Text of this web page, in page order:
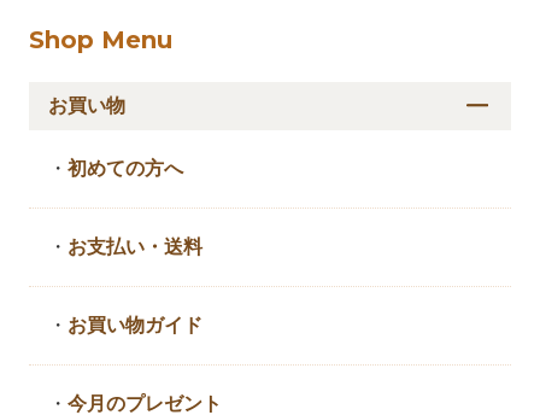
Shop Menu
お買い物
・初めての方へ
・ お支払い・送料
・ お買い物ガイド
・今月のプレゼント